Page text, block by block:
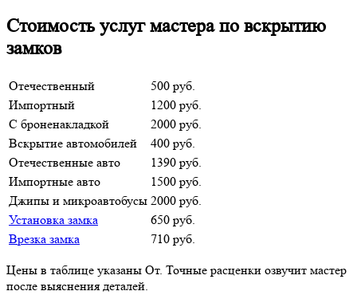
Стоимость услуг мастера по вскрытию
замков
Отечественный
500 руб.
Импортный
1200 руб.
С броненакладкой
2000 руб.
Вскрытие автомобилей
400 руб.
Отечественные авто
1390 руб.
Импортные авто
1500 руб.
Джипы и микроавтобусы 2000 руб.
Установка замка
650 руб.
Врезка замка
710 руб.
Цены в таблице указаны От. Точные расценки озвучит мастер
после выяснения деталей.